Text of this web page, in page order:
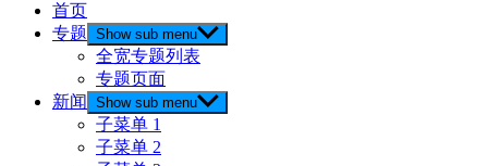
首页
专题 Show sub menu
全宽专题列表
专题页面
新闻
Show sub menu
子菜单 1
子菜单 2